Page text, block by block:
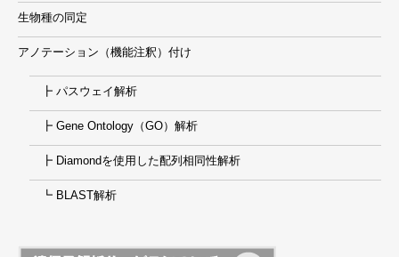
生物種の同定
アノテーション（機能注釈）付け
┣ パスウェイ解析
┣ Gene Ontology（GO）解析
┣ Diamondを使用した配列相同性解析
┗ BLAST解析